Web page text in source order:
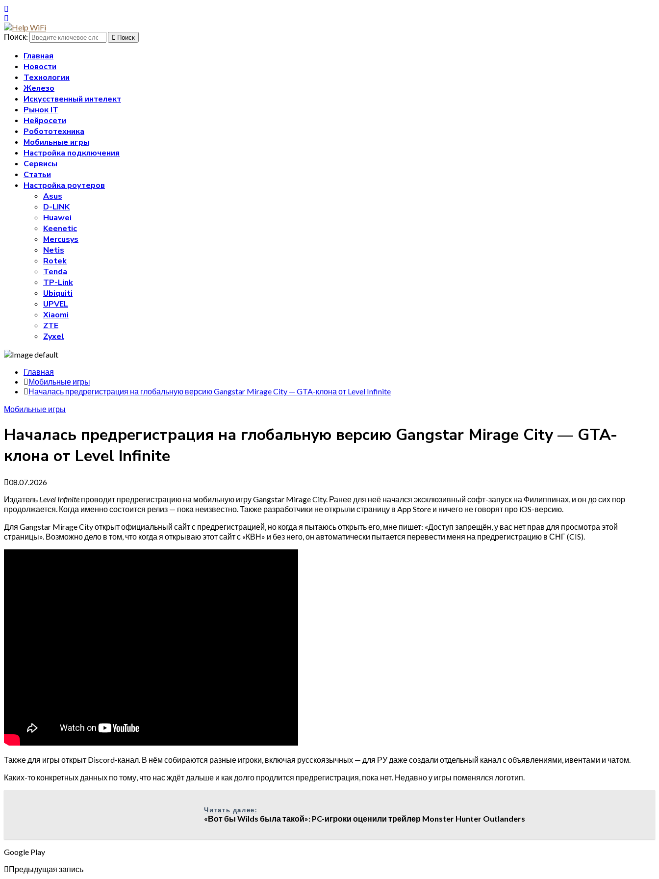
Поиск: Поиск
Главная
Новости
Технологии
Железо
Искусственный интелект
Рынок IT
Нейросети
Робототехника
Мобильные игры
Настройка подключения
Сервисы
Статьи
Настройка роутеров
Asus
D-LINK
Huawei
Keenetic
Mercusys
Netis
Rotek
Tenda
TP-Link
Ubiquiti
UPVEL
Xiaomi
ZTE
Zyxel
Главная
Мобильные игры
Началась предрегистрация на глобальную версию Gangstar Mirage City — GTA-клона от Level Infinite
Мобильные игры
Началась предрегистрация на глобальную версию Gangstar Mirage City — GTA-
клона от Level Infinite
08.07.2026
Издатель Level Infinite проводит предрегистрацию на мобильную игру Gangstar Mirage City. Ранее для неё начался эксклюзивный софт-запуск на Филиппинах, и он до сих пор
продолжается. Когда именно состоится релиз — пока неизвестно. Также разработчики не открыли страницу в App Store и ничего не говорят про iOS-версию.
Для Gangstar Mirage City открыт официальный сайт с предрегистрацией, но когда я пытаюсь открыть его, мне пишет: «Доступ запрещён, у вас нет прав для просмотра этой
страницы». Возможно дело в том, что когда я открываю этот сайт с «КВН» и без него, он автоматически пытается перевести меня на предрегистрацию в СНГ (CIS).
Также для игры открыт Discord-канал. В нём собираются разные игроки, включая русскоязычных — для РУ даже создали отдельный канал с объявлениями, ивентами и чатом.
Каких-то конкретных данных по тому, что нас ждёт дальше и как долго продлится предрегистрация, пока нет. Недавно у игры поменялся логотип.
Читать далее:
«Вот бы Wilds была такой»: PC-игроки оценили трейлер Monster Hunter Outlanders
Google Play
Предыдущая запись